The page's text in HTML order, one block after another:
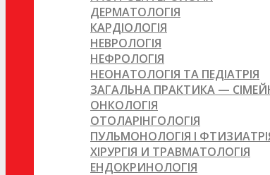
ДЕРМАТОЛОГІЯ
КАРДІОЛОГІЯ
НЕВРОЛОГІЯ
НЕФРОЛОГІЯ
НЕОНАТОЛОГІЯ ТА ПЕДІАТРІЯ
ЗАГАЛЬНА ПРАКТИКА —
ОНКОЛОГІЯ
ОТОЛАРІНГОЛОГІЯ
ПУЛЬМОНОЛОГІЯ І
ХІРУРГІЯ И ТРАВМАТОЛОГІЯ
ЕНДОКРИНОЛОГІЯ